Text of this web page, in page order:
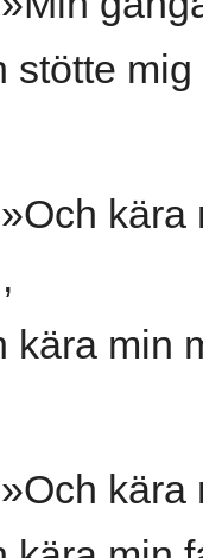
stötte
kära
kära min
kära